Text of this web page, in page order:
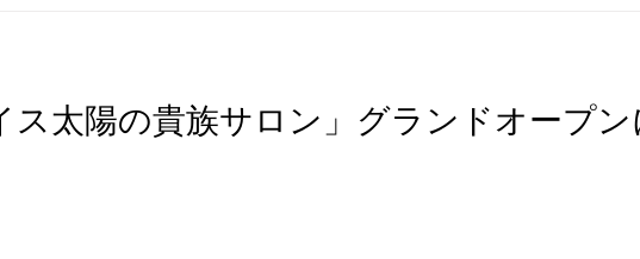
ス太陽の貴族サロン」グランドオープ